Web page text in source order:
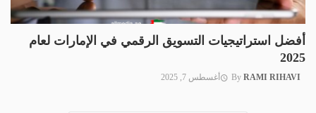
أفضل استراتيجيات التسويق الرقمي في الإمارات لعام
2025
By RAMI RIHAVI أغسطس 7, 2025